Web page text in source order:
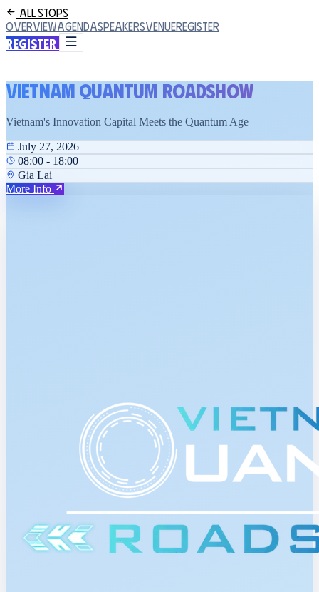
All Stops
OverviewAgendaSpeakersVenueRegister
Register
Vietnam Quantum Roadshow
Vietnam's Innovation Capital Meets the Quantum Age
July 27, 2026
08:00 - 18:00
Gia Lai
More Info